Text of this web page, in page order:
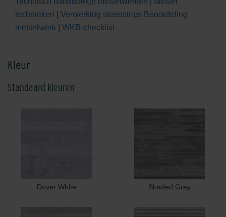
technieken
Verwerking steenstrips Beoordeling
metselwerk
WKB-checklist
Kleur
Standaard kleuren
Dover White Shaded Grey